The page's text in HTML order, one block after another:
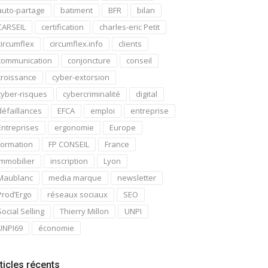
partage batiment BFR
bilan
certification
charles-eric Petit
circumflex.info
clients
conjoncture
conseil
cyber-extorsion
risques
cybercriminalité
digital
EFCA emploi
entreprise
ergonomie
Europe
FP CONSEIL
France
inscription
Lyon
media marque
newsletter
réseaux sociaux
SEO
Selling
Thierry Millon
UNPI
économie
récents